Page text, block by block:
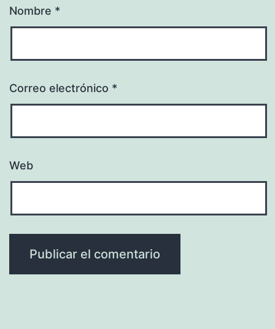
Nombre *
Correo electrónico *
Web